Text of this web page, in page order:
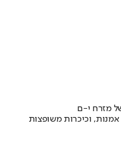
מזרח י-ם
וכיכרות משופצות